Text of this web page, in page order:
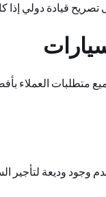
قيادة دولي
متطلبات العملاء
وجود وديعة